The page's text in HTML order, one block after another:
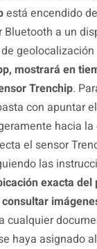
está encendido
Bluetooth a un
geolocalización
mostrará en
Trenchip.
con apuntar
hacia
el sensor
las
exacta del
cualquier
haya asignado